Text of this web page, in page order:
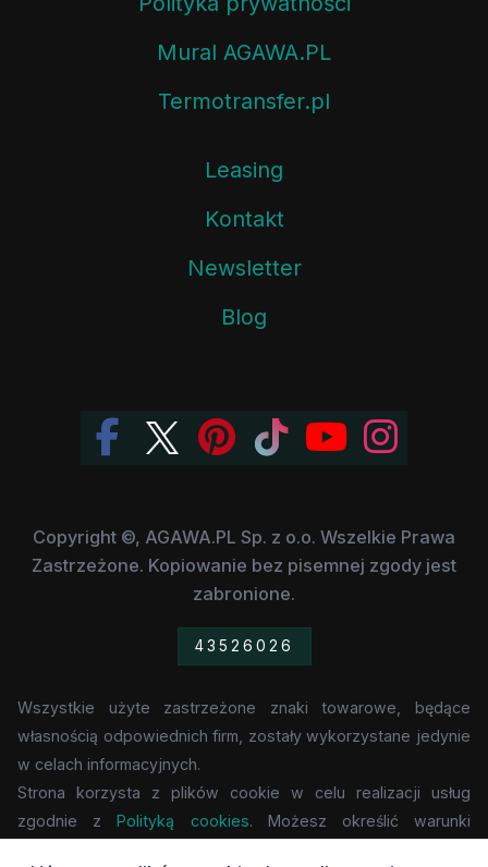
Mural AGAWA.PL
Termotransfer.pl
Leasing
Kontakt
Newsletter
Blog
Copyright ©, AGAWA.PL Sp. z o.o. Wszelkie Prawa
Zastrzeżone. Kopiowanie bez pisemnej zgody jest
zabronione.
43526026
Wszystkie użyte zastrzeżone znaki towarowe, będące
własnością odpowiednich firm, zostały wykorzystane jedynie
w celach informacyjnych.
Strona korzysta z plików cookie w celu realizacji usług
zgodnie zPolityką cookies. Możesz określić warunki